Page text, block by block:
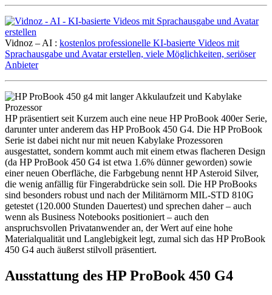
Vidnoz – AI : kostenlos professionelle KI-basierte Videos mit
Sprachausgabe und Avatar erstellen, viele Möglichkeiten, seriöser
Anbieter
HP präsentiert seit Kurzem auch eine neue HP ProBook 400er Serie,
darunter unter anderem das HP ProBook 450 G4. Die HP ProBook
Serie ist dabei nicht nur mit neuen Kabylake Prozessoren
ausgestattet, sondern kommt auch mit einem etwas flacheren Design
(da HP ProBook 450 G4 ist etwa 1.6% dünner geworden) sowie
einer neuen Oberfläche, die Farbgebung nennt HP Asteroid Silver,
die wenig anfällig für Fingerabdrücke sein soll. Die HP ProBooks
sind besonders robust und nach der Militärnorm MIL-STD 810G
getestet (120.000 Stunden Dauertest) und sprechen daher – auch
wenn als Business Notebooks positioniert – auch den
anspruchsvollen Privatanwender an, der Wert auf eine hohe
Materialqualität und Langlebigkeit legt, zumal sich das HP ProBook
450 G4 auch äußerst stilvoll präsentiert.
Ausstattung des HP ProBook 450 G4